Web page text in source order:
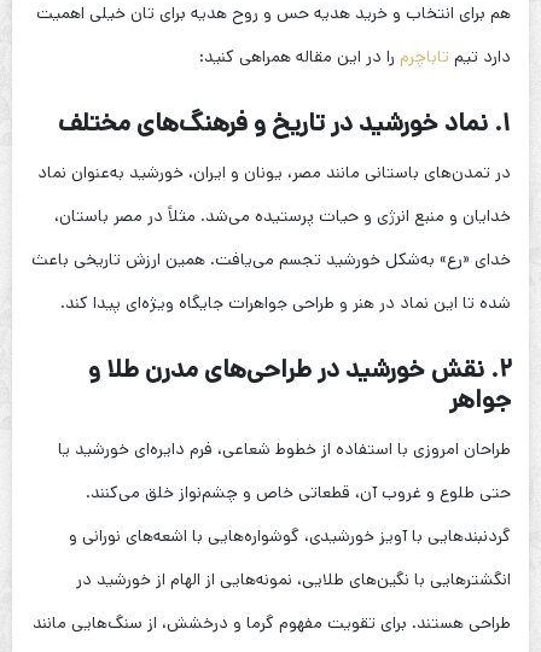
هم برای انتخاب و خرید هدیه حس و روح هدیه برای تان خیلی اهمیت
دارد تیم تاباچرم را در این مقاله همراهی کنید:
۱. نماد خورشید در تاریخ و فرهنگ‌های مختلف
در تمدن‌های باستانی مانند مصر، یونان و ایران، خورشید به‌عنوان نماد
خدایان و منبع انرژی و حیات پرستیده می‌شد. مثلاً در مصر باستان،
خدای «رع» به‌شکل خورشید تجسم می‌یافت. همین ارزش تاریخی باعث
شده تا این نماد در هنر و طراحی جواهرات جایگاه ویژه‌ای پیدا کند.
۲. نقش خورشید در طراحی‌های مدرن طلا و
جواهر
طراحان امروزی با استفاده از خطوط شعاعی، فرم دایره‌ای خورشید یا
حتی طلوع و غروب آن، قطعاتی خاص و چشم‌نواز خلق می‌کنند.
گردنبندهایی با آویز خورشیدی، گوشواره‌هایی با اشعه‌های نورانی و
انگشترهایی با نگین‌های طلایی، نمونه‌هایی از الهام از خورشید در
طراحی هستند. برای تقویت مفهوم گرما و درخشش، از سنگ‌هایی مانند